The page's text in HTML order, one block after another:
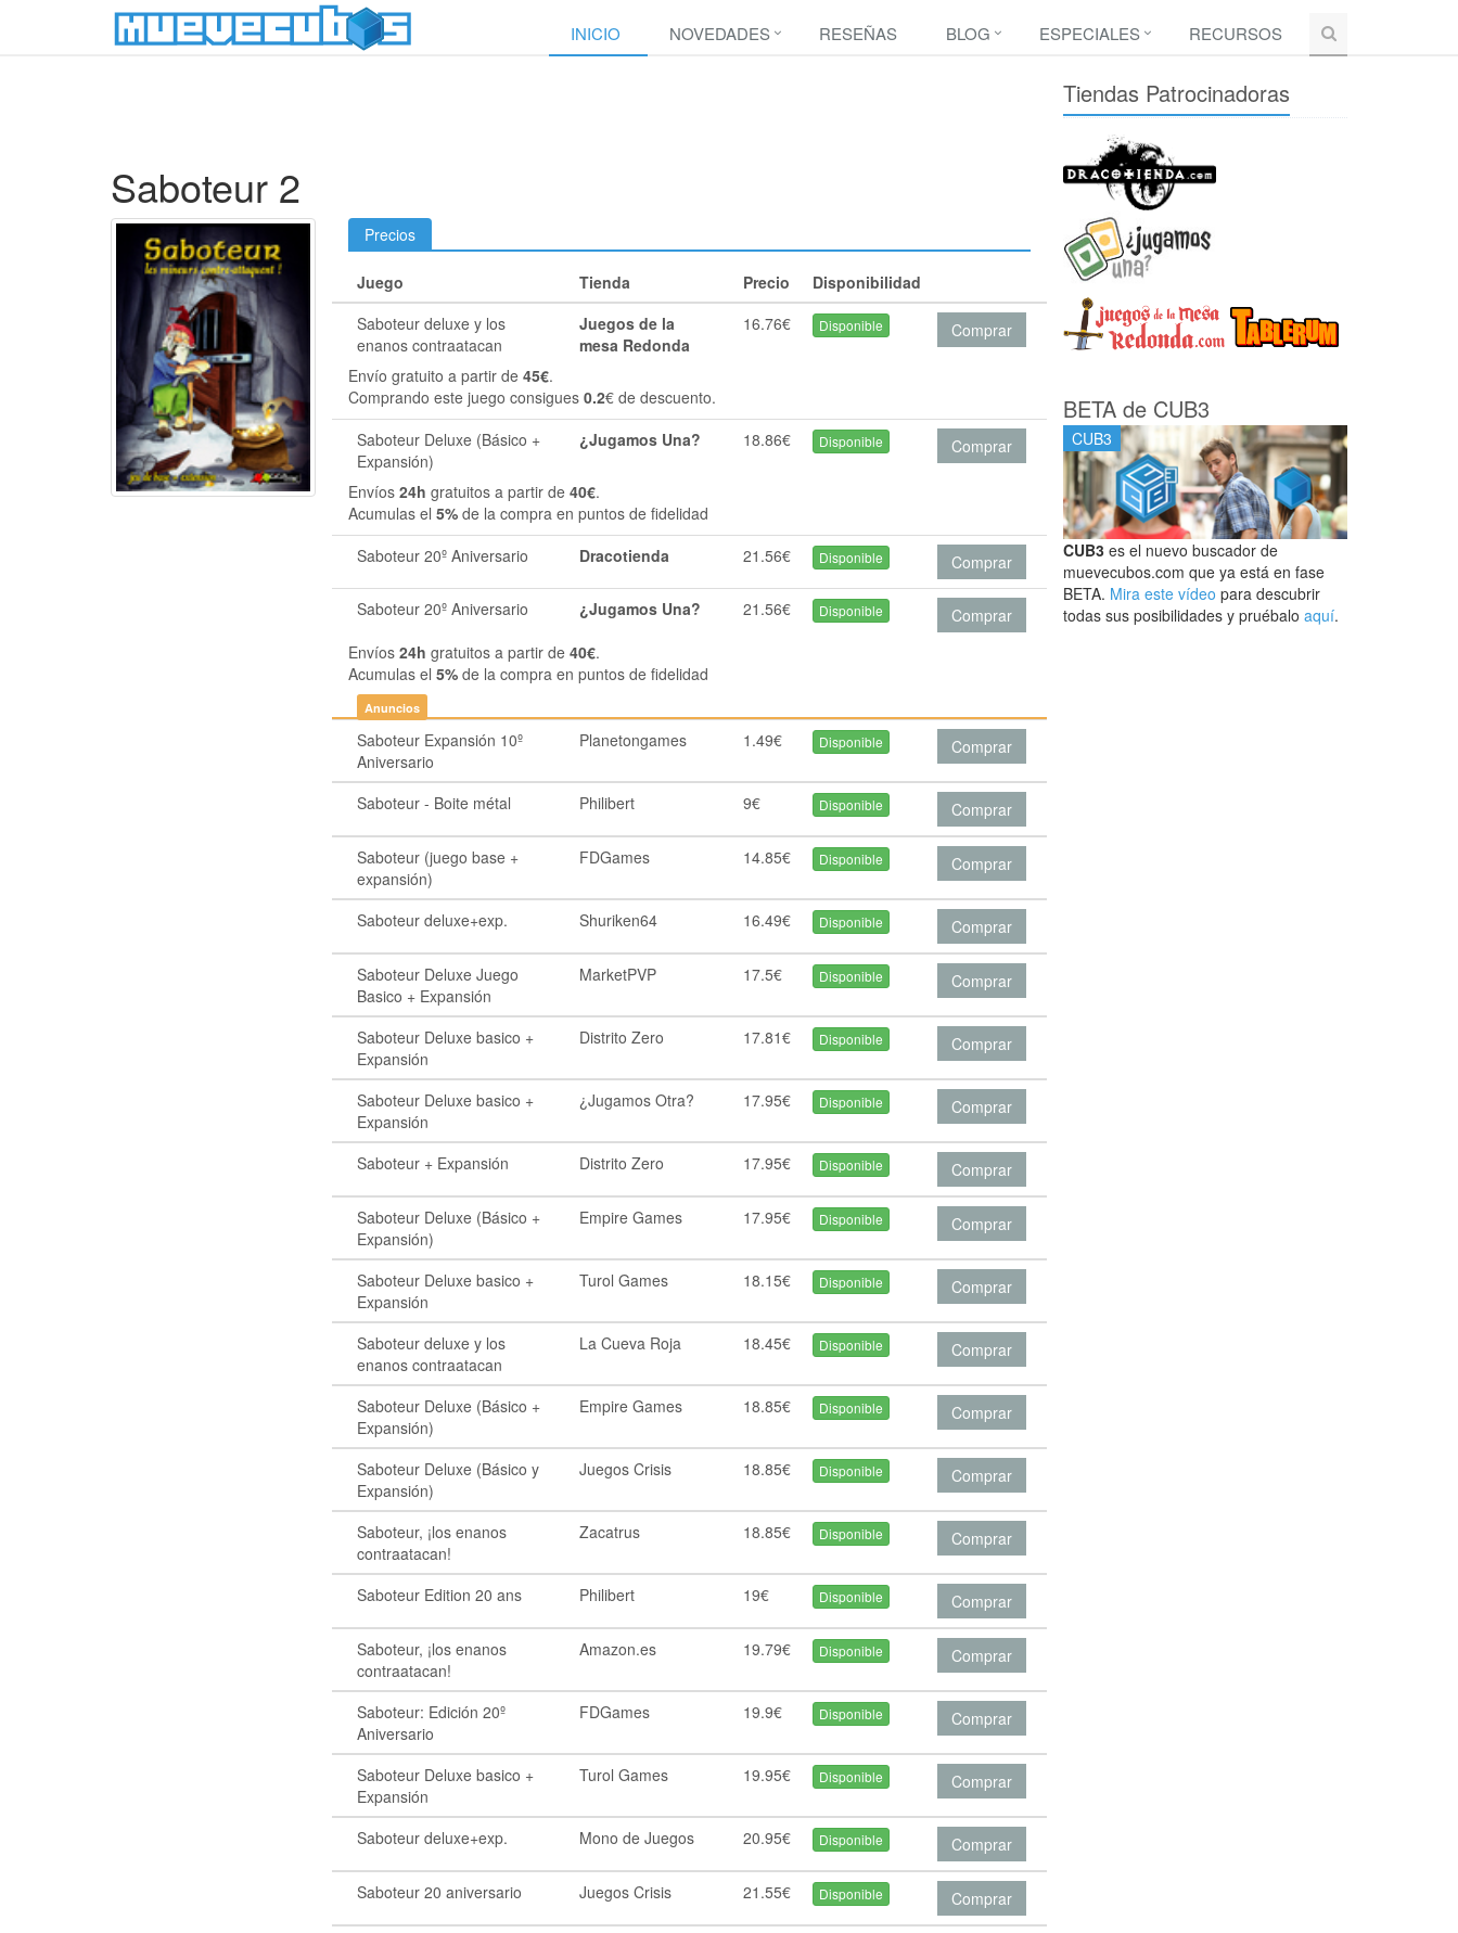
INICIO NOVEDADES RESEÑAS BLOG ESPECIALES RECURSOS
Saboteur 2
Precios
Juego Tienda Precio
Disponibilidad
Saboteur deluxe y los
enanos contraatacan
Juegos de la
mesa Redonda
16.76€ Disponible Comprar
Envío gratuito a partir de45€.
Comprando este juego consigues0.2€ de descuento.
Saboteur Deluxe (Básico +
Expansión)
¿Jugamos Una? 18.86€ Disponible Comprar
Envíos24h gratuitos a partir de40€.
Acumulas el5% de la compra en puntos de fidelidad
Saboteur 20º Aniversario
Dracotienda 21.56€ Disponible Comprar
Saboteur 20º Aniversario ¿Jugamos Una? 21.56€ Disponible
Comprar
Envíos24h gratuitos a partir de40€.
Acumulas el5% de la compra en puntos de fidelidad
Anuncios
Saboteur Expansión 10º
Aniversario
Planetongames 1.49€ Disponible Comprar
Saboteur - Boite métal Philibert 9€ Disponible Comprar
Saboteur (juego base +
expansión)
FDGames 14.85€ Disponible Comprar
Saboteur deluxe+exp. Shuriken64 16.49€ Disponible Comprar
Saboteur Deluxe Juego
Basico + Expansión
MarketPVP 17.5€ Disponible Comprar
Saboteur Deluxe basico +
Expansión
Distrito Zero 17.81€ Disponible Comprar
Saboteur Deluxe basico +
Expansión
¿Jugamos Otra? 17.95€ Disponible Comprar
Saboteur + Expansión Distrito Zero 17.95€ Disponible Comprar
Saboteur Deluxe (Básico +
Expansión)
Empire Games 17.95€ Disponible Comprar
Saboteur Deluxe basico +
Expansión
Turol Games 18.15€ Disponible Comprar
Saboteur deluxe y los
enanos contraatacan
La Cueva Roja 18.45€ Disponible Comprar
Saboteur Deluxe (Básico +
Expansión)
Empire Games 18.85€ Disponible Comprar
Saboteur Deluxe (Básico y
Expansión)
Juegos Crisis 18.85€ Disponible Comprar
Saboteur, ¡los enanos
contraatacan!
Zacatrus 18.85€ Disponible Comprar
Saboteur Edition 20 ans Philibert 19€ Disponible Comprar
Saboteur, ¡los enanos
contraatacan!
Amazon.es 19.79€ Disponible Comprar
Saboteur: Edición 20º
Aniversario
FDGames 19.9€ Disponible Comprar
Saboteur Deluxe basico +
Expansión
Turol Games 19.95€ Disponible Comprar
Saboteur deluxe+exp. Mono de Juegos 20.95€ Disponible Comprar
Saboteur 20 aniversario Juegos Crisis 21.55€ Disponible Comprar
Tiendas Patrocinadoras
BETA de CUB3
CUB3
CUB3es el nuevo buscador de
muevecubos.com que ya está en fase
BETA. Mira este vídeo para descubrir
todas sus posibilidades y pruébalo aquí.